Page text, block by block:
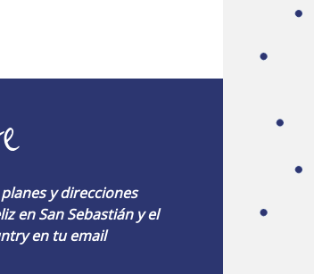
y direcciones
en San Sebastián y el
en tu email